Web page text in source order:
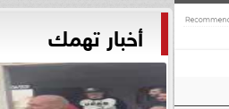
أخبار تهمك